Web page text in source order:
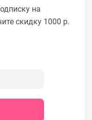
на
скидку 1000 р.